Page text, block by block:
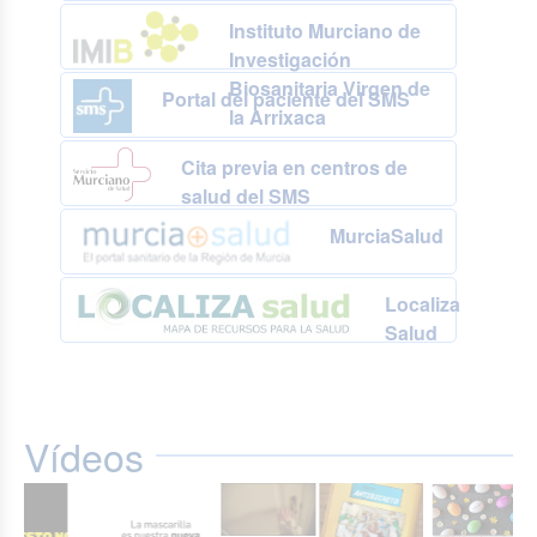
Instituto Murciano de
Investigación
Biosanitaria Virgen de
la Arrixaca
Portal del paciente del SMS
Cita previa en centros de
salud del SMS
MurciaSalud
Localiza
Salud
Vídeos